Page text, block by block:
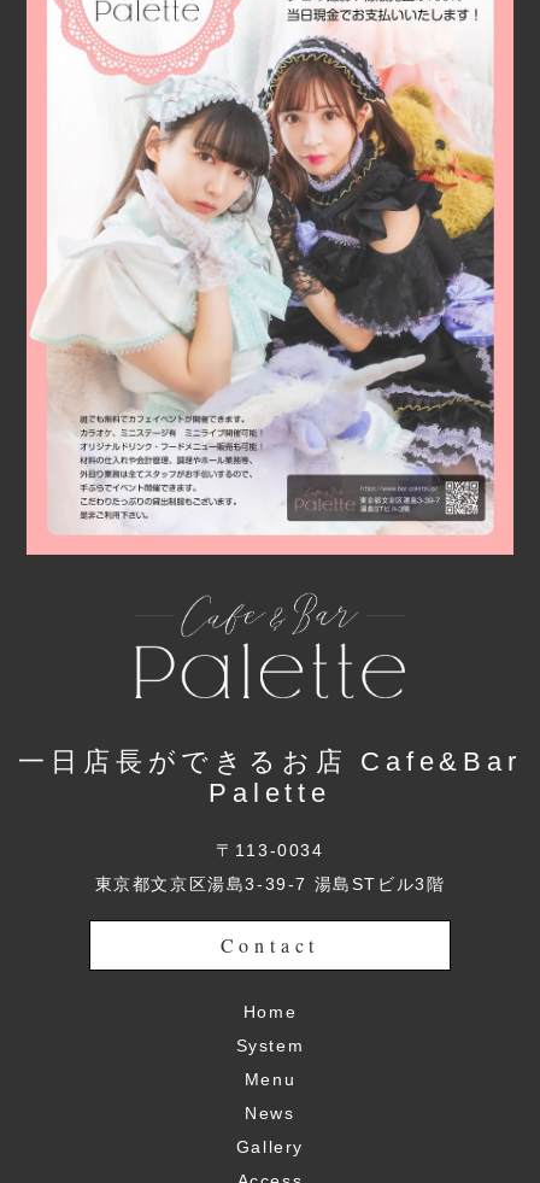
一日店長ができるお店 Cafe&Bar
Palette
〒113-0034
東京都文京区湯島3-39-7 湯島STビル3階
Contact
Home
System
Menu
News
Gallery